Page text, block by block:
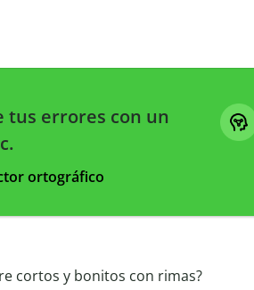
tus errores con un
ortográfico
cortos y bonitos con rimas?